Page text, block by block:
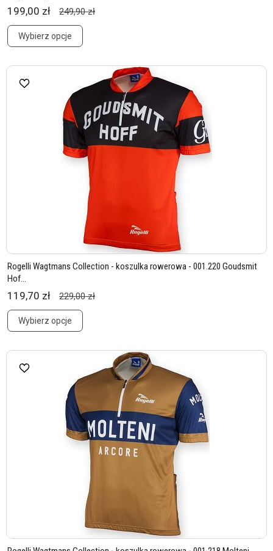
199,00 zł 249,90 zł
Wybierz opcje
Rogelli Wagtmans Collection - koszulka rowerowa - 001.220 Goudsmit
Hof...
119,70 zł 229,00 zł
Wybierz opcje